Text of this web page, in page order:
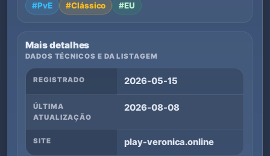
#PvE #Clássico #EU
Mais detalhes
DADOS TÉCNICOS E DA LISTAGEM
REGISTRADO 2026-05-15
ÚLTIMA
ATUALIZAÇÃO
2026-08-08
SITE play-veronica.online